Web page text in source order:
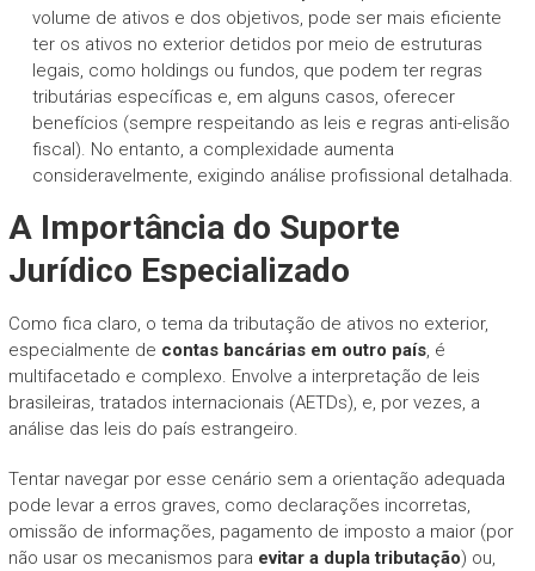
volume de ativos e dos objetivos, pode ser mais eficiente
ter os ativos no exterior detidos por meio de estruturas
legais, como holdings ou fundos, que podem ter regras
tributárias específicas e, em alguns casos, oferecer
benefícios (sempre respeitando as leis e regras anti-elisão
fiscal). No entanto, a complexidade aumenta
consideravelmente, exigindo análise profissional detalhada.
A Importância do Suporte
Jurídico Especializado
Como fica claro, o tema da tributação de ativos no exterior,
especialmente de contas bancárias em outro país, é
multifacetado e complexo. Envolve a interpretação de leis
brasileiras, tratados internacionais (AETDs), e, por vezes, a
análise das leis do país estrangeiro.
Tentar navegar por esse cenário sem a orientação adequada
pode levar a erros graves, como declarações incorretas,
omissão de informações, pagamento de imposto a maior (por
não usar os mecanismos para evitar a dupla tributação) ou,